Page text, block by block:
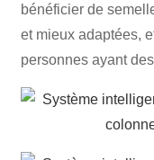
bénéficier de
et mieux adaptées,
personnes ayant